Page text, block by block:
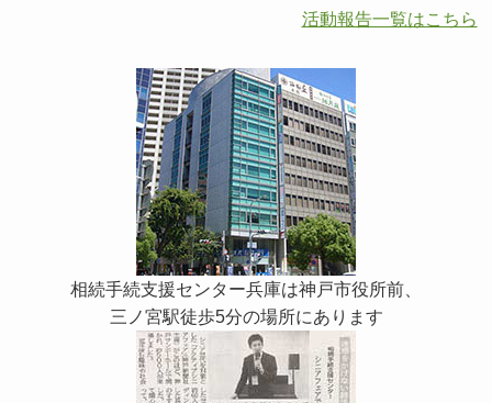
活動報告一覧はこちら
相続手続支援センター兵庫は神戸市役所前、
三ノ宮駅徒歩5分の場所にあります